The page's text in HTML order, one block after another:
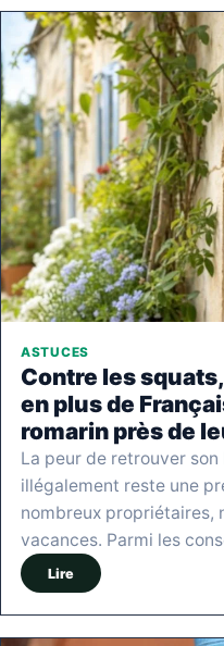
ASTUCES
Contre les
en plus de
romarin près de
La peur de retrouver
illégalement reste une
nombreux propriétaires,
vacances. Parmi les
Lire